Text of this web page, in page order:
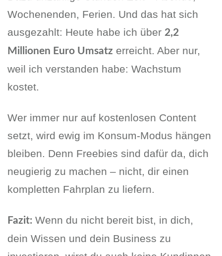
Wochenenden, Ferien. Und das hat sich
ausgezahlt: Heute habe ich über 2,2
Millionen Euro Umsatz erreicht. Aber nur,
weil ich verstanden habe: Wachstum
kostet.
Wer immer nur auf kostenlosen Content
setzt, wird ewig im Konsum-Modus hängen
bleiben. Denn Freebies sind dafür da, dich
neugierig zu machen – nicht, dir einen
kompletten Fahrplan zu liefern.
Fazit: Wenn du nicht bereit bist, in dich,
dein Wissen und dein Business zu